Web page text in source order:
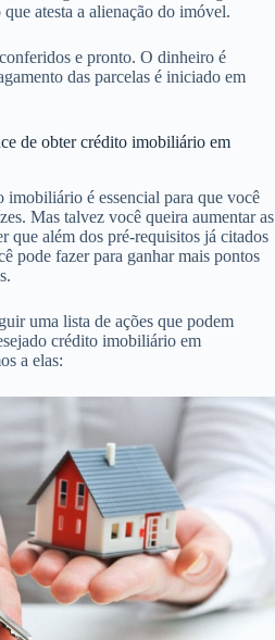
atesta a alienação do imóvel.
e pronto. O dinheiro é
das parcelas é iniciado em
de obter crédito imobiliário em
imobiliário é essencial para que você
Mas talvez você queira aumentar as
que além dos pré-requisitos já citados
pode fazer para ganhar mais pontos
uma lista de ações que podem
crédito imobiliário em
a elas: